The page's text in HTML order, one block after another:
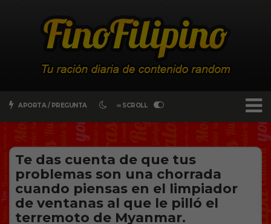
APORTA / PREGUNTA ∞ SCROLL
Te das cuenta de que tus
problemas son una chorrada
cuando piensas en el limpiador
de ventanas al que le pilló el
terremoto de Myanmar.